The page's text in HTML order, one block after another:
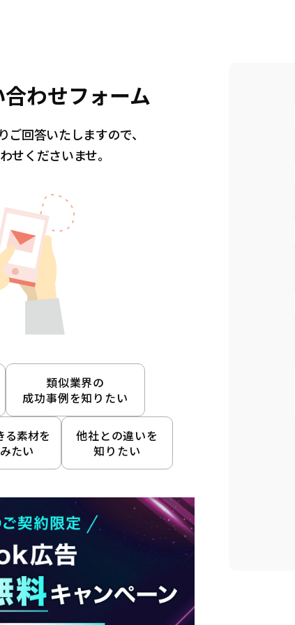
わせフォーム
回答いたしますので、
せくださいませ。
類似業界の
成功事例を知りたい
る素材を
たい
他社との違いを
知りたい